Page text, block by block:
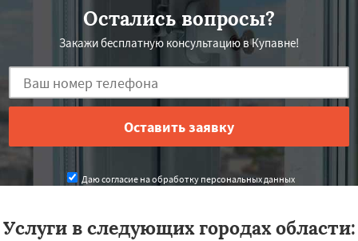
Остались вопросы?
Закажи бесплатную консультацию в Купавне!
Даю согласие на обработку персональных данных
Услуги в следующих городах области: